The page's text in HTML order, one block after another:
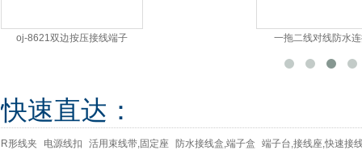
oj-8621双边按压接线端子 一拖二线对线防水
快速直达：
R形线夹 电源线扣 活用束线带,固定座 防水接线盒,端子盒 端子台,接线座,快速接